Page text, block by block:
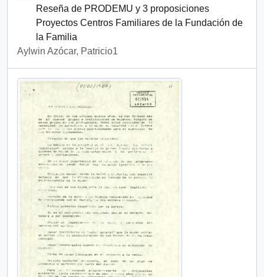
Reseña de PRODEMU y 3 proposiciones
Proyectos Centros Familiares de la Fundación de
la Familia
Aylwin Azócar, Patricio1